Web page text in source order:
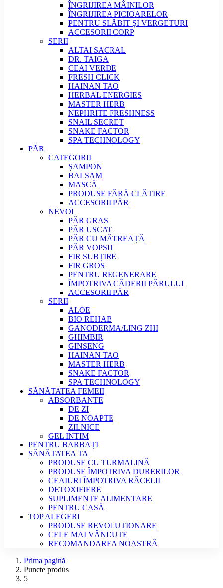
ÎNGRIJIREA MÂINILOR
ÎNGRIJIREA PICIOARELOR
PENTRU SLĂBIT ȘI VERGETURI
ACCESORII CORP
SERII
ALTAI SACRAL
DR. TAIGA
CEAI VERDE
FRESH CLICK
HAINAN TAO
HERBAL ENERGIES
MASTER HERB
NEPHRITE FRESHNESS
SNAIL SECRET
SNAKE FACTOR
SPA TECHNOLOGY
PĂR
CATEGORII
ȘAMPON
BALSAM
MASCĂ
PRODUSE FĂRĂ CLĂTIRE
ACCESORII PĂR
NEVOI
PĂR GRAS
PĂR USCAT
PĂR CU MĂTREAȚĂ
PĂR VOPSIT
FIR SUBȚIRE
FIR GROS
PENTRU REGENERARE
ÎMPOTRIVA CĂDERII PĂRULUI
ACCESORII PĂR
SERII
ALOE
BIO REHAB
GANODERMA/LING ZHI
GHIMBIR
GINSENG
HAINAN TAO
MASTER HERB
SNAKE FACTOR
SPA TECHNOLOGY
SĂNĂTATEA FEMEII
ABSORBANTE
DE ZI
DE NOAPTE
ZILNICE
GEL INTIM
PENTRU BĂRBAȚI
SĂNĂTATEA TA
PRODUSE CU TURMALINĂ
PRODUSE ÎMPOTRIVA DURERILOR
CEAIURI ÎMPOTRIVA RĂCELII
DETOXIFIERE
SUPLIMENTE ALIMENTARE
PENTRU CASĂ
TOP ALEGERI
PRODUSE REVOLUTIONARE
CELE MAI VÂNDUTE
RECOMANDAREA NOASTRĂ
Prima pagină
Puncte produs
5